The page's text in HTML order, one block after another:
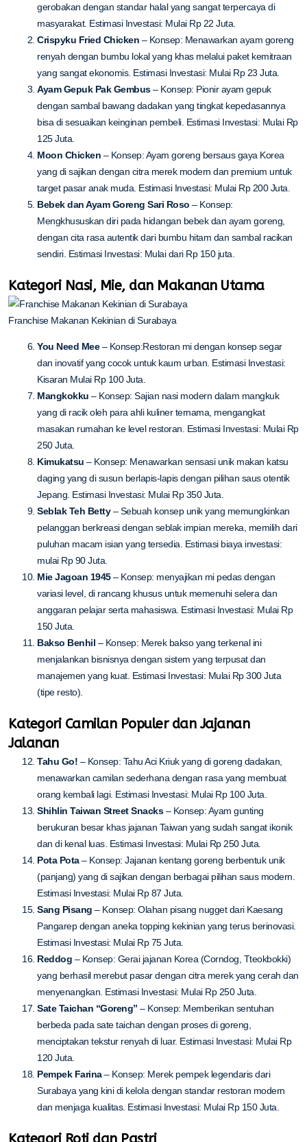
gerobakan dengan standar halal yang sangat terpercaya di
masyarakat. Estimasi Investasi: Mulai Rp 22 Juta.
Crispyku Fried Chicken – Konsep: Menawarkan ayam goreng
renyah dengan bumbu lokal yang khas melalui paket kemitraan
yang sangat ekonomis. Estimasi Investasi: Mulai Rp 23 Juta.
Ayam Gepuk Pak Gembus– Konsep: Pionir ayam gepuk
dengan sambal bawang dadakan yang tingkat kepedasannya
bisa di sesuaikan keinginan pembeli. Estimasi Investasi: Mulai Rp
125 Juta.
Moon Chicken – Konsep: Ayam goreng bersaus gaya Korea
yang di sajikan dengan citra merek modern dan premium untuk
target pasar anak muda. Estimasi Investasi: Mulai Rp 200 Juta.
Bebek dan Ayam Goreng Sari Roso – Konsep:
Mengkhususkan diri pada hidangan bebek dan ayam goreng,
dengan cita rasa autentik dari bumbu hitam dan sambal racikan
sendiri. Estimasi Investasi: Mulai dari Rp 150 juta.
Kategori Nasi, Mie, dan Makanan Utama
Franchise Makanan Kekinian di Surabaya
You Need Mee– Konsep:Restoran mi dengan konsep segar
dan inovatif yang cocok untuk kaum urban. Estimasi Investasi:
Kisaran Mulai Rp 100 Juta.
Mangkokku – Konsep: Sajian nasi modern dalam mangkuk
yang di racik oleh para ahli kuliner ternama, mengangkat
masakan rumahan ke level restoran. Estimasi Investasi: Mulai Rp
250 Juta.
Kimukatsu – Konsep: Menawarkan sensasi unik makan katsu
daging yang di susun berlapis-lapis dengan pilihan saus otentik
Jepang. Estimasi Investasi: Mulai Rp 350 Juta.
Seblak Teh Betty– Sebuah konsep unik yang memungkinkan
pelanggan berkreasi dengan seblak impian mereka, memilih dari
puluhan macam isian yang tersedia. Estimasi biaya investasi:
mulai Rp 90 Juta.
Mie Jagoan 1945– Konsep: menyajikan mi pedas dengan
variasi level, di rancang khusus untuk memenuhi selera dan
anggaran pelajar serta mahasiswa. Estimasi Investasi: Mulai Rp
150 Juta.
Bakso Benhil – Konsep: Merek bakso yang terkenal ini
menjalankan bisnisnya dengan sistem yang terpusat dan
manajemen yang kuat. Estimasi Investasi: Mulai Rp 300 Juta
(tipe resto).
Kategori Camilan Populer dan Jajanan
Jalanan
Tahu Go! – Konsep: Tahu Aci Kriuk yang di goreng dadakan,
menawarkan camilan sederhana dengan rasa yang membuat
orang kembali lagi. Estimasi Investasi: Mulai Rp 100 Juta.
Shihlin Taiwan Street Snacks– Konsep: Ayam gunting
berukuran besar khas jajanan Taiwan yang sudah sangat ikonik
dan di kenal luas. Estimasi Investasi: Mulai Rp 250 Juta.
Pota Pota– Konsep: Jajanan kentang goreng berbentuk unik
(panjang) yang di sajikan dengan berbagai pilihan saus modern.
Estimasi Investasi: Mulai Rp 87 Juta.
Sang Pisang – Konsep: Olahan pisang nugget dari Kaesang
Pangarep dengan aneka topping kekinian yang terus berinovasi.
Estimasi Investasi: Mulai Rp 75 Juta.
Reddog – Konsep: Gerai jajanan Korea (Corndog, Tteokbokki)
yang berhasil merebut pasar dengan citra merek yang cerah dan
menyenangkan. Estimasi Investasi: Mulai Rp 250 Juta.
Sate Taichan “Goreng” – Konsep: Memberikan sentuhan
berbeda pada sate taichan dengan proses di goreng,
menciptakan tekstur renyah di luar. Estimasi Investasi: Mulai Rp
120 Juta.
Pempek Farina– Konsep: Merek pempek legendaris dari
Surabaya yang kini di kelola dengan standar restoran modern
dan menjaga kualitas. Estimasi Investasi: Mulai Rp 150 Juta.